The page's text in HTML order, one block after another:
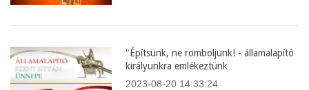
"Építsünk, ne romboljunk! - államalapító
királyunkra emlékeztünk
2023-08-20 14:33:24